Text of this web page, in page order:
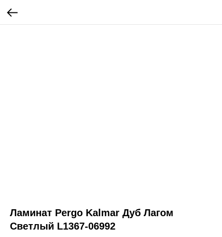
Ламинат Pergo Kalmar Дуб Лагом
Светлый L1367-06992